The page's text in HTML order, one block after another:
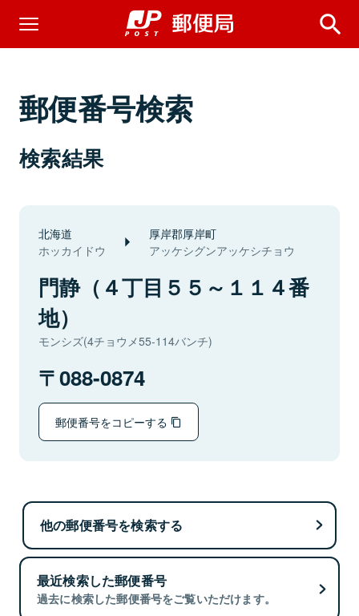
郵便番号検索
検索結果
北海道
ホッカイドウ
厚岸郡厚岸町
アッケシグンアッケシチョウ
門静（４丁目５５～１１４番
地）
モンシズ(4チョウメ55-114バンチ)
088-0874
郵便番号をコピーする
他の郵便番号を検索する
最近検索した郵便番号
過去に検索した郵便番号をご覧いただけます。